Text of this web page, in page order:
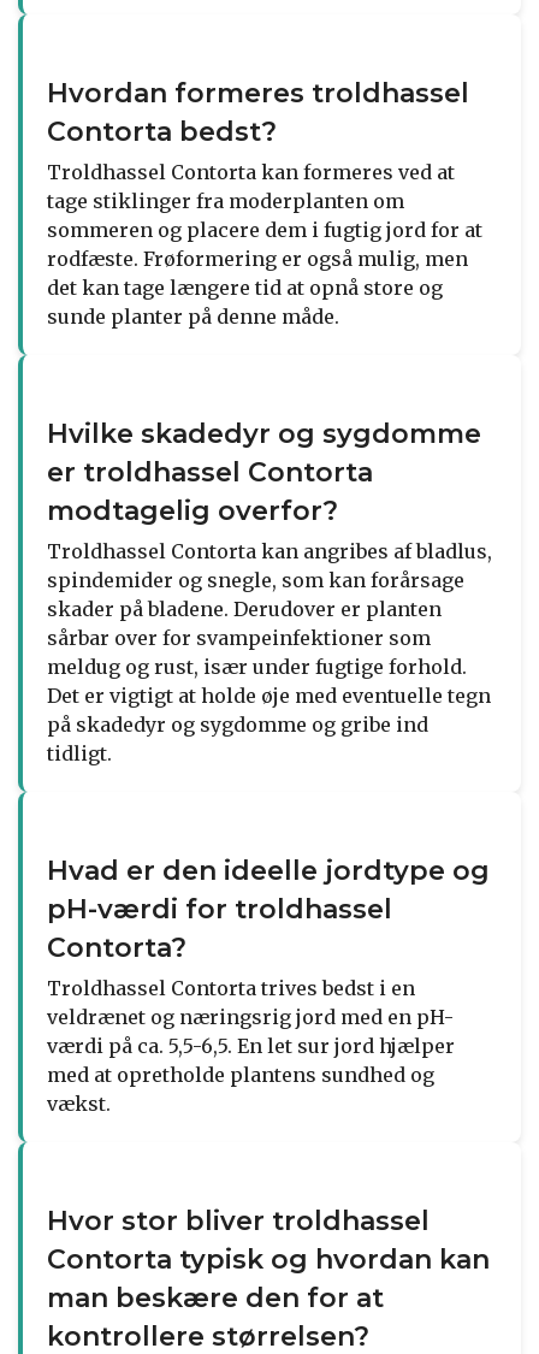
Hvordan formeres troldhassel
Contorta bedst?
Troldhassel Contorta kan formeres ved at
tage stiklinger fra moderplanten om
sommeren og placere dem i fugtig jord for at
rodfæste. Frøformering er også mulig, men
det kan tage længere tid at opnå store og
sunde planter på denne måde.
Hvilke skadedyr og sygdomme
er troldhassel Contorta
modtagelig overfor?
Troldhassel Contorta kan angribes af bladlus,
spindemider og snegle, som kan forårsage
skader på bladene. Derudover er planten
sårbar over for svampeinfektioner som
meldug og rust, især under fugtige forhold.
Det er vigtigt at holde øje med eventuelle tegn
på skadedyr og sygdomme og gribe ind
tidligt.
Hvad er den ideelle jordtype og
pH-værdi for troldhassel
Contorta?
Troldhassel Contorta trives bedst i en
veldrænet og næringsrig jord med en pH-
værdi på ca. 5,5-6,5. En let sur jord hjælper
med at opretholde plantens sundhed og
vækst.
Hvor stor bliver troldhassel
Contorta typisk og hvordan kan
man beskære den for at
kontrollere størrelsen?